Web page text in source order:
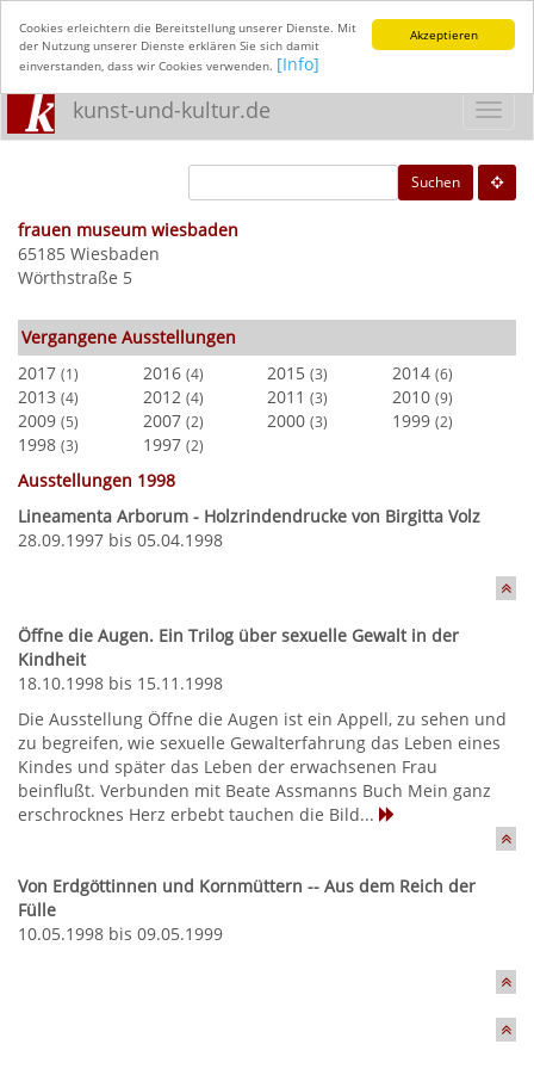
Akzeptieren
Cookies erleichtern die Bereitstellung unserer Dienste. Mit
der Nutzung unserer Dienste erklären Sie sich damit
einverstanden, dass wir Cookies verwenden. [Info]
kunst-und-kultur.de
Suchen
frauen museum wiesbaden
65185 Wiesbaden
Wörthstraße 5
Vergangene Ausstellungen
2017 (1) 2016 (4) 2015 (3) 2014 (6)
2013 (4) 2012 (4) 2011 (3) 2010 (9)
2009 (5) 2007 (2) 2000 (3) 1999 (2)
1998 (3) 1997 (2)
Ausstellungen 1998
Lineamenta Arborum - Holzrindendrucke von Birgitta Volz
28.09.1997 bis 05.04.1998
Öffne die Augen. Ein Trilog über sexuelle Gewalt in der
Kindheit
18.10.1998 bis 15.11.1998
Die Ausstellung Öffne die Augen ist ein Appell, zu sehen und
zu begreifen, wie sexuelle Gewalterfahrung das Leben eines
Kindes und später das Leben der erwachsenen Frau
beinflußt. Verbunden mit Beate Assmanns Buch Mein ganz
erschrocknes Herz erbebt tauchen die Bild...
Von Erdgöttinnen und Kornmüttern -- Aus dem Reich der
Fülle
10.05.1998 bis 09.05.1999